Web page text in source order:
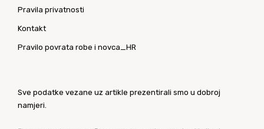
Pravila privatnosti
Kontakt
Pravilo povrata robe i novca_HR
Sve podatke vezane uz artikle prezentirali smo u dobroj
namjeri.